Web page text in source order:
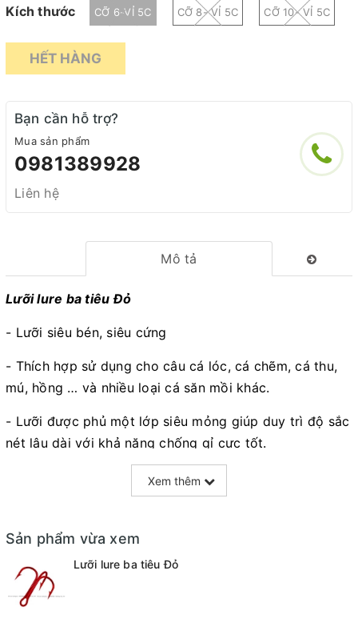
Kích thước CỠ 6-VỈ 5C CỠ 8- VỈ 5C CỠ 10- VỈ 5C
HẾT HÀNG
Bạn cần hỗ trợ?
Mua sản phẩm
0981389928
Liên hệ
Mô tả
Lưỡi lure ba tiêu Đỏ
- Lưỡi siêu bén, siêu cứng
- Thích hợp sử dụng cho câu cá lóc, cá chẽm, cá thu,
mú, hồng … và nhiều loại cá săn mồi khác.
- Lưỡi được phủ một lớp siêu mỏng giúp duy trì độ sắc
nét lâu dài với khả năng chống gỉ cực tốt.
- Góc vào trong độc đáo của điểm móc tạo ra một
đường cong sắc nét hơn lần lượt khóa cá vào “ngạnh”
của mồi lure.
Hiện nay có các cỡ:
Xem thêm
Sản phẩm vừa xem
Lưỡi lure ba tiêu Đỏ